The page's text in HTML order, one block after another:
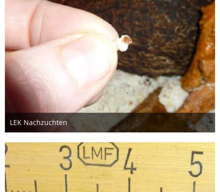
LEK Nachzuchten
26. Oktober 2012